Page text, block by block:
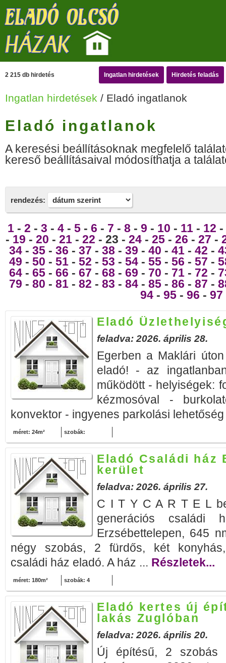
2 215 db hirdetés Ingatlan hirdetések Hirdetés feladás
Ingatlan hirdetések / Eladó ingatlanok
Eladó ingatlanok
A keresési beállításoknak megfelelő
kereső beállításaival módosíthatja a
rendezés:
1 - 2 - 3 - 4 - 5 - 6 - 7 - 8 - 9 - 10 - 11 - 12 -
- 19 - 20 - 21 - 22 - 23 - 24 - 25 - 26 - 27 -
34 - 35 - 36 - 37 - 38 - 39 - 40 - 41 - 42 -
49 - 50 - 51 - 52 - 53 - 54 - 55 - 56 - 57 -
64 - 65 - 66 - 67 - 68 - 69 - 70 - 71 - 72 -
79 - 80 - 81 - 82 - 83 - 84 - 85 - 86 - 87 -
94 - 95 - 96 - 97
Eladó
feladva: 2026. április 28.
Egerben a Maklári
eladó! - az
működött - helyiségek:
kézmosóval -
konvektor - ingyenes parkolási
méret: 24m² szobák:
Eladó Családi ház
kerület
feladva: 2026. április 27.
C I T Y C A R T E L
generációs családi
Erzsébettelepen, 645
négy szobás, 2 fürdős, két
családi ház eladó. A ház ... Részletek...
méret: 180m² szobák: 4
Eladó kertes új
lakás Zuglóban
feladva: 2026. április 20.
Új építésű, 2 szobás